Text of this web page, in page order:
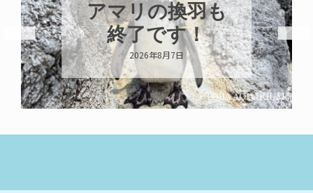
アマリの換羽も
終了です！
2026年8月7日